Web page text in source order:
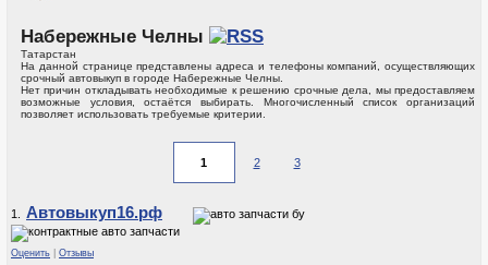
Набережные Челны
Татарстан
На данной странице представлены адреса и телефоны компаний, осуществляющих
срочный автовыкуп в городе Набережные Челны.
Нет причин откладывать необходимые к решению срочные дела, мы предоставляем
возможные условия, остаётся выбирать. Многочисленный список организаций
позволяет использовать требуемые критерии.
2 3
1. Автовыкуп16.рф
Оценить Отзывы